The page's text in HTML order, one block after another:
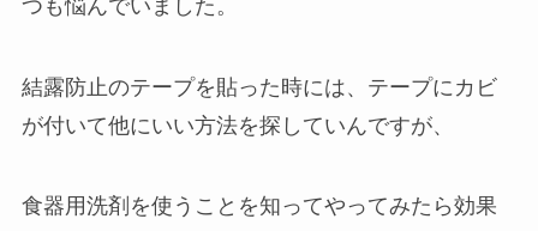
つも悩んでいました。
結露防止のテープを貼った時には、テープにカビ
が付いて他にいい方法を探していんですが、
食器用洗剤を使うことを知ってやってみたら効果